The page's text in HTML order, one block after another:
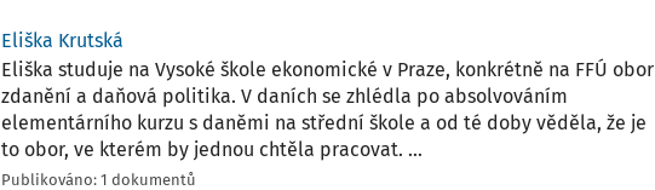
Eliška Krutská
Eliška studuje na Vysoké škole ekonomické v Praze, konkrétně na FFÚ obor
zdanění a daňová politika. V daních se zhlédla po absolvováním
elementárního kurzu s daněmi na střední škole a od té doby věděla, že je
to obor, ve kterém by jednou chtěla pracovat. ...
Publikováno: 1 dokumentů